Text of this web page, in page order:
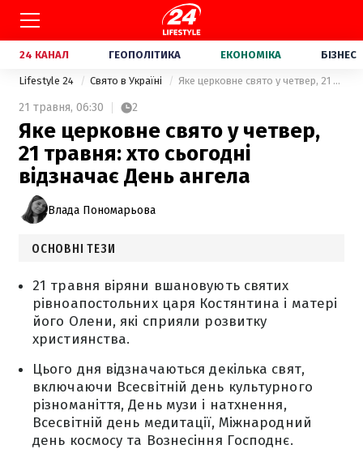
24 КАНАЛ ГЕОПОЛІТИКА ЕКОНОМІКА БІЗНЕС
Lifestyle 24 Свято в Україні Яке церковне свято у четвер, 21 травня: хто сьогодні відзначає День ангела
21 травня, 06:30 2
Яке церковне свято у четвер,
21 травня: хто сьогодні
відзначає День ангела
Влада Пономарьова
ОСНОВНІ ТЕЗИ
21 травня віряни вшановують святих
рівноапостольних царя Костянтина і матері
його Олени, які сприяли розвитку
християнства.
Цього дня відзначаються декілька свят,
включаючи Всесвітній день культурного
різноманіття, День музи і натхнення,
Всесвітній день медитації, Міжнародний
день космосу та Вознесіння Господнє.